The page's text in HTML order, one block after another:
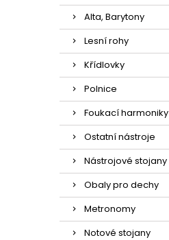
Alta, Barytony
Lesní rohy
Křídlovky
Polnice
Foukací harmoniky
Ostatní nástroje
Nástrojové stojany
Obaly pro dechy
Metronomy
Notové stojany